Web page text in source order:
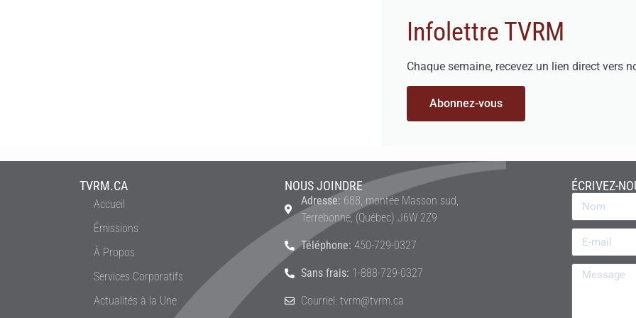
Infolettre TVRM
Chaque semaine, recevez un lien direct vers
Abonnez-vous
TVRM.CA
Accueil
Émissions
À Propos
Services Corporatifs
Actualités à la Une
NOUS JOINDRE
Adresse: 688, montée Masson sud,
Terrebonne, (Québec) J6W 2Z9
Téléphone: 450-729-0327
Sans frais: 1-888-729-0327
Courriel: tvrm@tvrm.ca
ÉCRIVEZ-